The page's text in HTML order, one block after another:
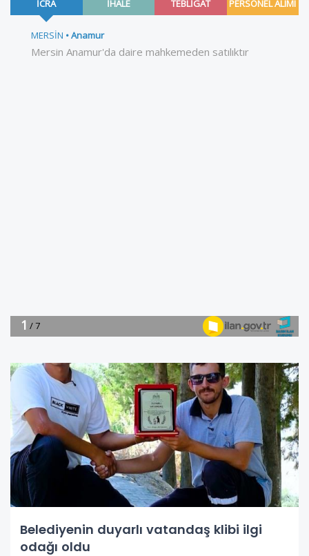
Belediyenin duyarlı vatandaş klibi ilgi
odağı oldu